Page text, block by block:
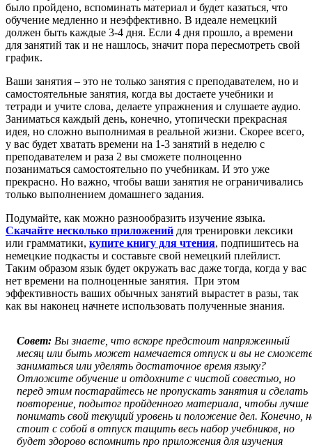
было пройдено, вспоминать материал и будет казаться, что
обучение медленно и неэффективно. В идеале немецкий
должен быть каждые 3-4 дня. Если 4 дня прошло, а времени
для занятий так и не нашлось, значит пора пересмотреть свой
график.
Ваши занятия – это не только занятия с преподавателем, но и
самостоятельные занятия, когда вы достаете учебники и
тетради и учите слова, делаете упражнения и слушаете аудио.
Заниматься каждый день, конечно, утопически прекрасная
идея, но сложно выполнимая в реальной жизни. Скорее всего,
у вас будет хватать времени на 1-3 занятий в неделю с
преподавателем и раза 2 вы сможете полноценно
позаниматься самостоятельно по учебникам. И это уже
прекрасно. Но важно, чтобы ваши занятия не ограничивались
только выполнением домашнего задания.
Подумайте, как можно разнообразить изучение языка.
Скачайте несколько приложений для тренировки лексики
или грамматики, купите книгу для чтения, подпишитесь на
немецкие подкасты и составьте свой немецкий плейлист.
Таким образом язык будет окружать вас даже тогда, когда у вас
нет времени на полноценные занятия. При этом
эффективность ваших обычных занятий вырастет в разы, так
как вы наконец начнете использовать полученные знания.
Совет: Вы знаете, что вскоре предстоит напряженный
месяц или быть может намечается отпуск и вы не
заниматься или уделять достаточное время языку?
Отложите обучение и отдохните с чистой совестью, но
перед этим постарайтесь не пропускать занятия и сделать
повторение, подытог пройденного материала, чтобы лучше
понимать свой текущий уровень и положение дел. Конечно,
стоит с собой в отпуск тащить весь набор учебников, но
будет здорово вспомнить про приложения для изучения